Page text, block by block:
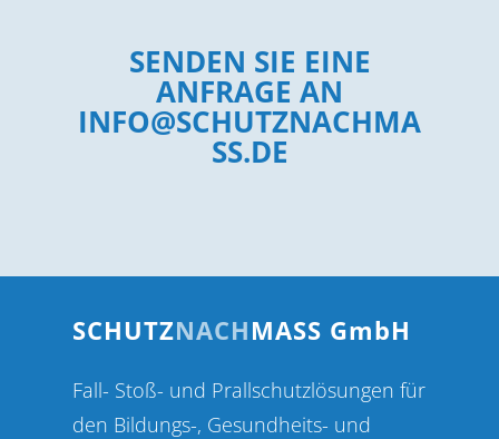
SENDEN SIE EINE
ANFRAGE AN
INFO@SCHUTZNACHMA
SS.DE
SCHUTZNACHMASS GmbH
Fall- Stoß- und Prallschutzlösungen für
den Bildungs-, Gesundheits- und